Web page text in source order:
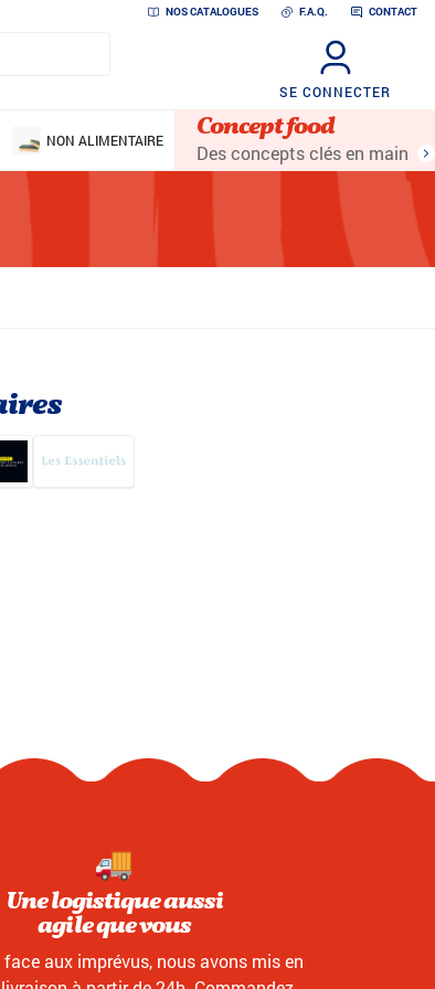
NOS CATALOGUES F.A.Q. CONTACT
SE CONNECTER
NON ALIMENTAIRE Concept food
Des concepts clés en main
Une logistique aussi
agile que vous
aux imprévus, nous avons mis en